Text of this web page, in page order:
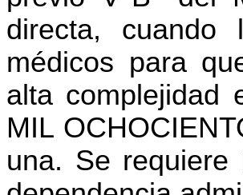
directa, cuando
médicos para
alta complejidad
MIL
una. Se